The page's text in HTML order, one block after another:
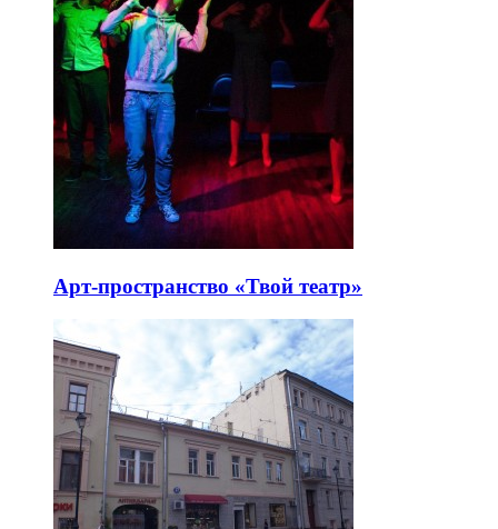
Арт-пространство «Твой театр»